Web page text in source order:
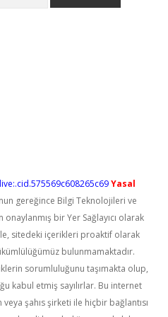
Yasal
gereğince Bilgi Teknolojileri ve
bir Yer Sağlayıcı olarak
sitedeki içerikleri proaktif olarak
bulunmamaktadır.
sorumluluğunu taşımakta olup,
kabul etmiş sayılırlar. Bu internet
şahıs şirketi ile hiçbir bağlantısı